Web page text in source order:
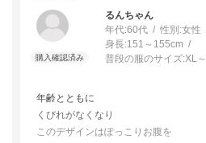
るんちゃん
年代:60代 性別:女性
身長:151～155cm
普段の服のサイズ:XL～
年齢とともに
くびれがなくなり
このデザインはぽっこりお腹を